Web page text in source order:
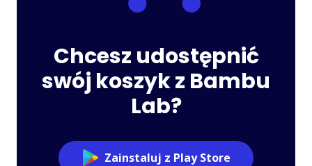
Chcesz udostępnić
swój koszyk z Bambu
Lab?
Zainstaluj z Play Store